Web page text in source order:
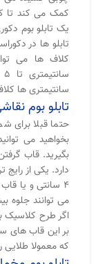
کمک می کند تا
یک تابلو بوم
تابلو ها در
سانتیمتری ها
تابلو بوم
حتما قبلا برای
بخواهید می
بگیرید. قاب
4 سانتی و یا
می توانند جلوه
اگر طرح کلاسیک
بر این قاب های
که معمولا